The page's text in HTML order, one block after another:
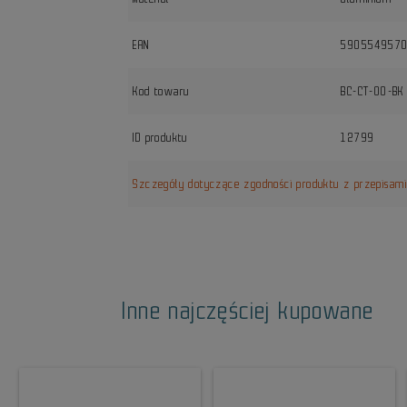
EAN
Kod towaru BC-CT-00-BK
ID produktu 12799
Szczegóły dotyczące zgodności produktu z przepisami
Inne najczęściej kupowane